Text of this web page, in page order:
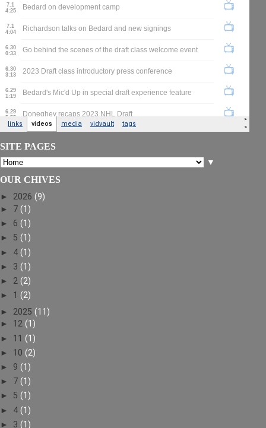
SITE PAGES
▼
OUR CHIVES
► 2026 (9)
► 7 (1)
► 6 (1)
► 5 (1)
► 4 (1)
► 3 (1)
► 2 (2)
► 1 (2)
► 2025 (11)
► 12 (1)
► 11 (1)
► 10 (2)
► 9 (1)
► 7 (1)
► 5 (1)
► 4 (1)
► 3 (1)